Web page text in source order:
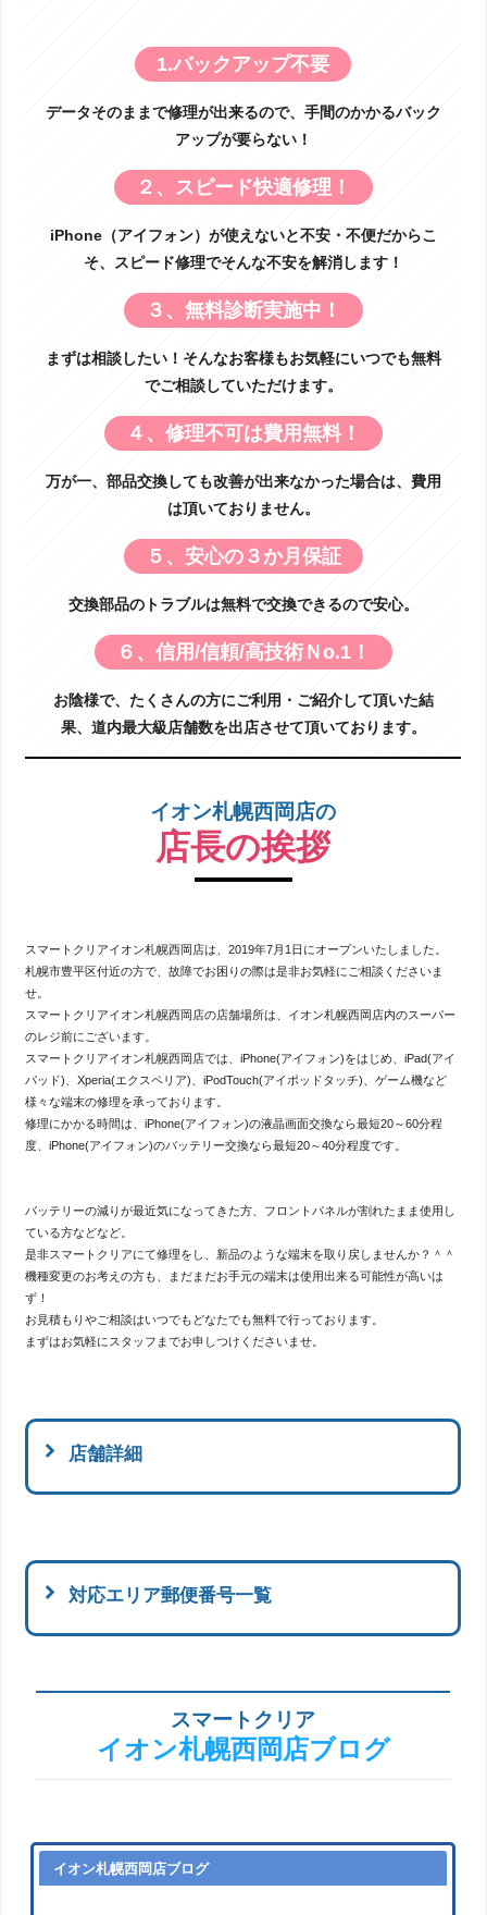
1.バックアップ不要
データそのままで修理が出来るので、手間のかかるバック
アップが要らない！
２、スピード快適修理！
iPhone（アイフォン）が使えないと不安・不便だからこ
そ、スピード修理でそんな不安を解消します！
３、無料診断実施中！
まずは相談したい！そんなお客様もお気軽にいつでも無料
でご相談していただけます。
４、修理不可は費用無料！
万が一、部品交換しても改善が出来なかった場合は、費用
は頂いておりません。
５、安心の３か月保証
交換部品のトラブルは無料で交換できるので安心。
６、信用/信頼/高技術Ｎo.1！
お陰様で、たくさんの方にご利用・ご紹介して頂いた結
果、道内最大級店舗数を出店させて頂いております。
イオン札幌西岡店の
店長の挨拶
スマートクリアイオン札幌西岡店は、2019年7月1日にオープンいたしました。
札幌市豊平区付近の方で、故障でお困りの際は是非お気軽にご相談くださいま
せ。
スマートクリアイオン札幌西岡店の店舗場所は、イオン札幌西岡店内のスーパー
のレジ前にございます。
スマートクリアイオン札幌西岡店では、iPhone(アイフォン)をはじめ、iPad(アイ
パッド)、Xperia(エクスペリア)、iPodTouch(アイポッドタッチ)、ゲーム機など
様々な端末の修理を承っております。
修理にかかる時間は、iPhone(アイフォン)の液晶画面交換なら最短20～60分程
度、iPhone(アイフォン)のバッテリー交換なら最短20～40分程度です。
バッテリーの減りが最近気になってきた方、フロントパネルが割れたまま使用し
ている方などなど。
是非スマートクリアにて修理をし、新品のような端末を取り戻しませんか？＾＾
機種変更のお考えの方も、まだまだお手元の端末は使用出来る可能性が高いは
ず！
お見積もりやご相談はいつでもどなたでも無料で行っております。
まずはお気軽にスタッフまでお申しつけくださいませ。
店舗詳細
対応エリア郵便番号一覧
スマートクリア
イオン札幌西岡店ブログ
イオン札幌西岡店ブログ